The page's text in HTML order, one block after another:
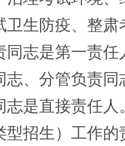
卫生防疫、整
同志是第一责
志、分管负责
志是直接责任
型招生）工作